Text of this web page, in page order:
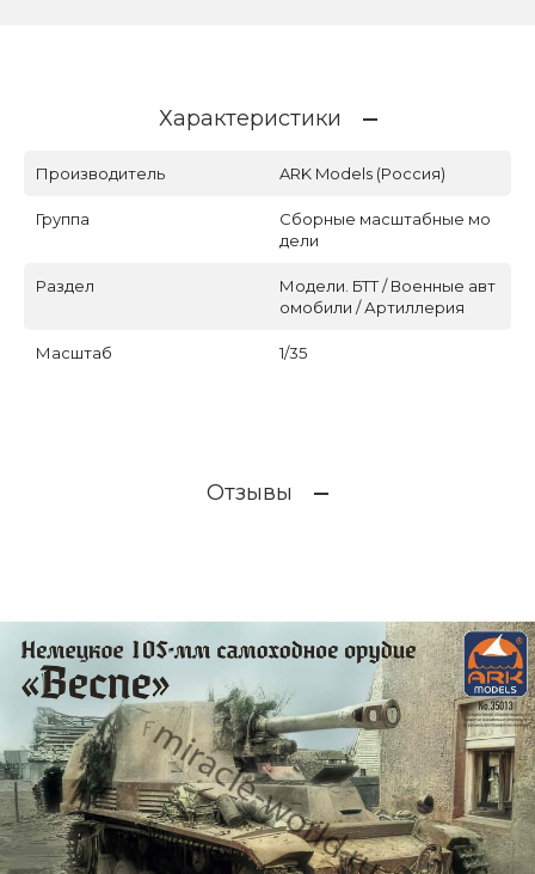
Характеристики
Производитель ARK Models (Россия)
Группа
Сборные масштабные мо
дели
Раздел
Модели. БТТ / Военные авт
омобили / Артиллерия
Масштаб 1/35
Отзывы